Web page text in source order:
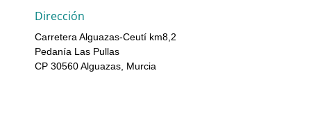
Dirección
Carretera Alguazas-Ceutí km8,2
Pedanía Las Pullas
CP 30560 Alguazas, Murcia